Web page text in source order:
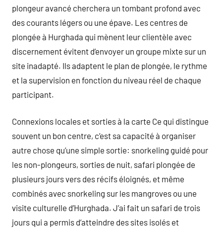
plongeur avancé cherchera un tombant profond avec
des courants légers ou une épave. Les centres de
plongée à Hurghada qui mènent leur clientèle avec
discernement évitent d’envoyer un groupe mixte sur un
site inadapté. Ils adaptent le plan de plongée, le rythme
et la supervision en fonction du niveau réel de chaque
participant.
Connexions locales et sorties à la carte Ce qui distingue
souvent un bon centre, c’est sa capacité à organiser
autre chose qu’une simple sortie: snorkeling guidé pour
les non-plongeurs, sorties de nuit, safari plongée de
plusieurs jours vers des récifs éloignés, et même
combinés avec snorkeling sur les mangroves ou une
visite culturelle d’Hurghada. J’ai fait un safari de trois
jours qui a permis d’atteindre des sites isolés et